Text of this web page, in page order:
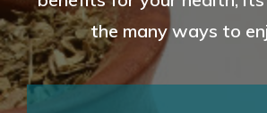
the many ways to